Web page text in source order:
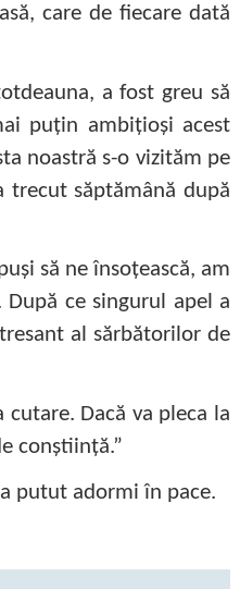
care de fiecare dată
a fost greu să
puţin ambiţioşi acest
noastră s-o vizităm pe
trecut săptămână după
să ne însoţească, am
ce singurul apel a
al sărbătorilor de
Dacă va pleca la
conştiinţă.”
putut adormi în pace.